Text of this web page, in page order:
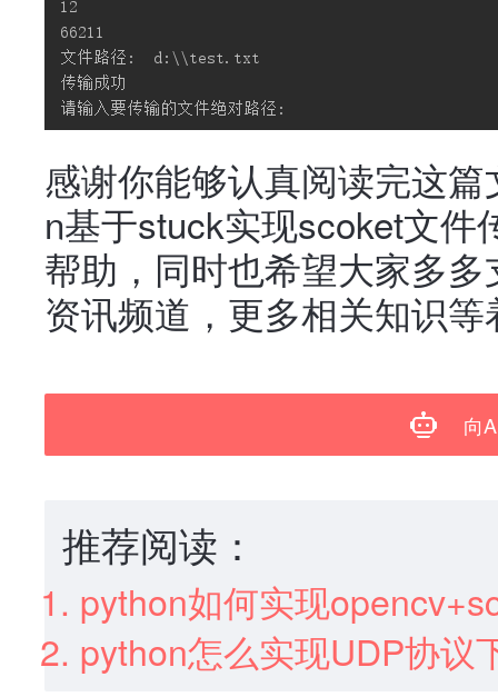
感谢你能够认真阅读完这
n基于stuck实现scoket文件
帮助，同时也希望大家多
资讯频道，更多相关知识
向
推荐阅读：
python如何实现
python怎么实现UDP协议